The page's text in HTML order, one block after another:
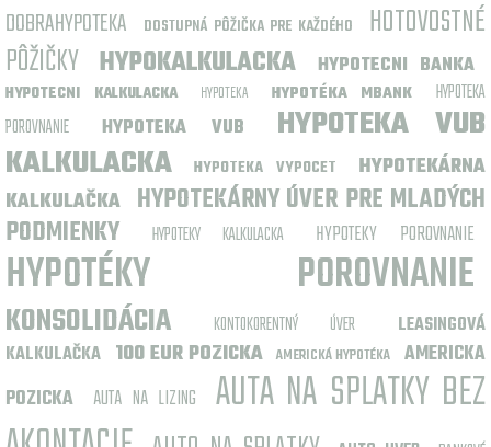
DOBRAHYPOTEKA DOSTUPNÁ PÔŽIČKA PRE KAŽDÉHO
HOTOVOSTNÉ
PÔŽIČKY HYPOKALKULACKA HYPOTECNI BANKA
HYPOTECNI KALKULACKA HYPOTEKA HYPOTÉKA MBANK
HYPOTEKA
POROVNANIE
HYPOTEKA VUB
HYPOTEKA VUB
KALKULACKA
HYPOTEKA VYPOCET
HYPOTEKÁRNA
KALKULAČKA HYPOTEKÁRNY ÚVER PRE MLADÝCH
PODMIENKY
HYPOTEKY KALKULACKA HYPOTEKY POROVNANIE
HYPOTÉKY POROVNANIE
KONSOLIDÁCIA KONTOKORENTNÝ ÚVER
LEASINGOVÁ
KALKULAČKA 100 EUR POZICKA AMERICKÁ HYPOTÉKA
AMERICKA
POZICKA
AUTA NA LIZING
AUTA NA SPLATKY BEZ